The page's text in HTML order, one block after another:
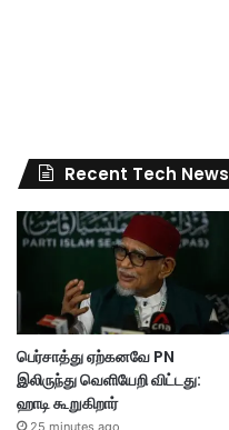
Recent Tech News
பெர்சாத்து ஏற்கனவே PN
இலிருந்து வெளியேறி விட்டது:
ஹாடி கூறுகிறார்